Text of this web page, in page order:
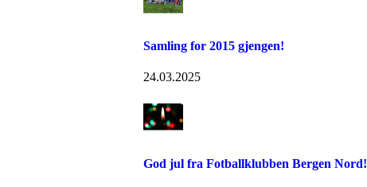
Samling for 2015 gjengen!
24.03.2025
God jul fra Fotballklubben Bergen Nord!